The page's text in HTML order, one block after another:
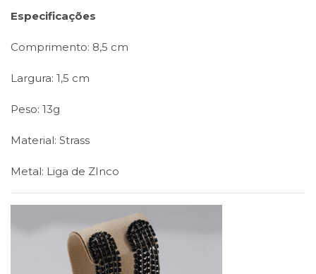
Especificações
Comprimento: 8,5 cm
Largura: 1,5 cm
Peso: 13g
Material: Strass
Metal: Liga de ZInco